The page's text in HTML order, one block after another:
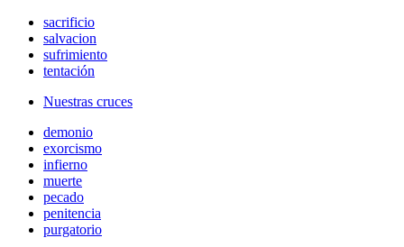
sacrificio
salvacion
sufrimiento
tentación
Nuestras cruces
demonio
exorcismo
infierno
muerte
pecado
penitencia
purgatorio